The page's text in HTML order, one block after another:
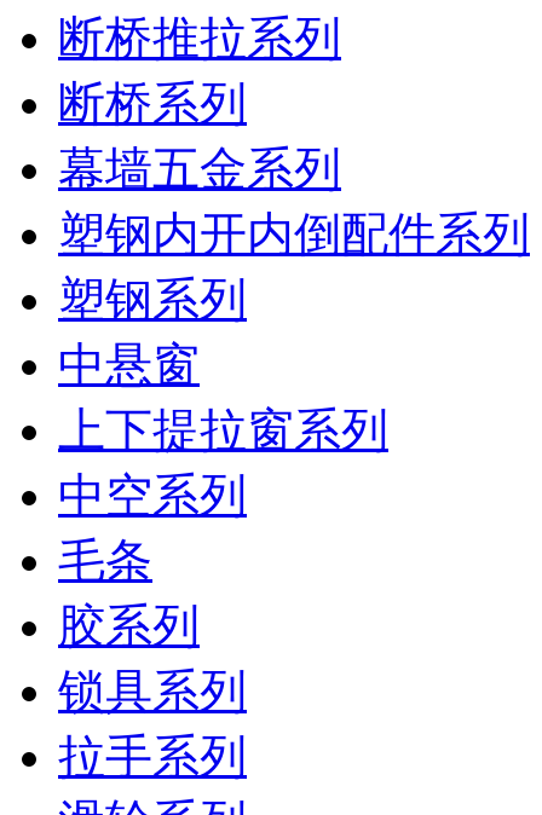
断桥推拉系列
断桥系列
幕墙五金系列
塑钢内开内倒配件系列
塑钢系列
中悬窗
上下提拉窗系列
中空系列
毛条
胶系列
锁具系列
拉手系列